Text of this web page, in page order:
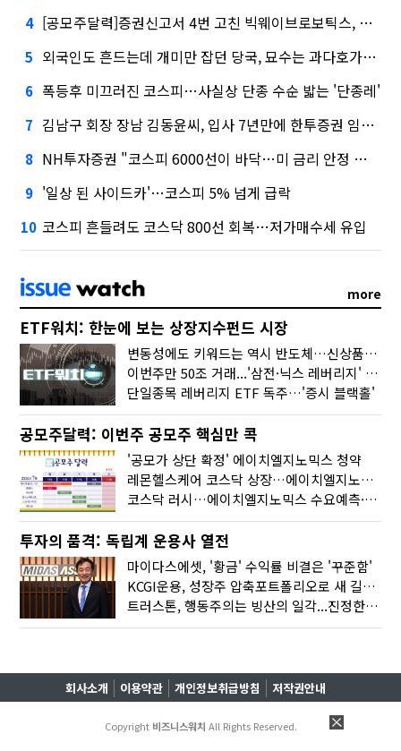
4 [공모주달력]증권신고서 4번 고친 빅웨이브로보틱스, 수요예측
5 외국인도 흔드는데 개미만 잡던 당국, 묘수는 과다호가부담금?
6 폭등후 미끄러진 코스피…사실상 단종 수순 밟는 '단종레'
7 김남구 회장 장남 김동윤씨, 입사 7년만에 한투증권 임원 승진
8 NH투자증권 "코스피 6000선이 바닥…미 금리 안정 후 추가 회복"
9 '일상 된 사이드카'…코스피 5% 넘게 급락
10 코스피 흔들려도 코스닥 800선 회복…저가매수세 유입
more
ETF워치: 한눈에 보는 상장지수펀드 시장
변동성에도 키워드는 역시 반도체…신상품은 우주·방산
이번주만 50조 거래...'삼전·닉스 레버리지' 수익률은 -30%
단일종목 레버리지 ETF 독주…'증시 블랙홀'
공모주달력: 이번주 공모주 핵심만 콕
'공모가 상단 확정' 에이치엘지노믹스 청약
레몬헬스케어 코스닥 상장…에이치엘지노믹스 수요예측
코스닥 러시…에이치엘지노믹스 수요예측·레메디 청약
투자의 품격: 독립계 운용사 열전
마이다스에셋, '황금' 수익률 비결은 '꾸준함'
KCGI운용, 성장주 압축포트폴리오로 새 길을 그리다
트러스톤, 행동주의는 빙산의 일각...진정한 힘은 '주식형 강자'
회사소개 이용약관 개인정보취급방침 저작권안내
Copyright 비즈니스워치 All Rights Reserved.